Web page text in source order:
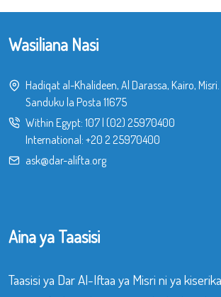
Wasiliana Nasi
Hadiqat al-Khalideen, Al Darassa, Kairo, Misri.
Sanduku la Posta 11675
Within Egypt: 107| (02) 25970400
International: +20 2 25970400
ask@dar-alifta.org
Aina ya Taasisi
Taasisi ya Dar Al-Iftaa ya Misri ni ya